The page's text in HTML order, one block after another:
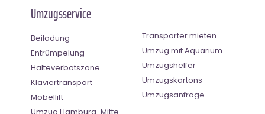
Umzugsservice
Beiladung
Entrümpelung
Halteverbotszone
Klaviertransport
Möbellift
Transporter mieten
Umzug mit Aquarium
Umzugshelfer
Umzugskartons
Umzugsanfrage